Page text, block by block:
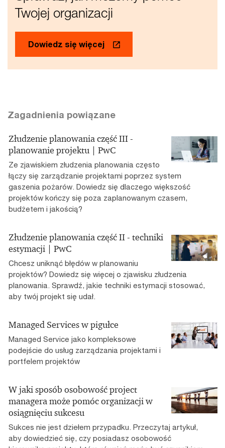
Twojej organizacji
Dowiedz się więcej
Zagadnienia powiązane
Złudzenie planowania część III -
planowanie projektu | PwC
Ze zjawiskiem złudzenia planowania często
łączy się zarządzanie projektami poprzez system
gaszenia pożarów. Dowiedz się dlaczego większość
projektów kończy się poza zaplanowanym czasem,
budżetem i jakością?
Złudzenie planowania część II - techniki
estymacji | PwC
Chcesz uniknąć błędów w planowaniu
projektów? Dowiedz się więcej o zjawisku złudzenia
planowania. Sprawdź, jakie techniki estymacji stosować,
aby twój projekt się udał.
Managed Services w pigułce
Managed Service jako kompleksowe
podejście do usług zarządzania projektami i
portfelem projektów
W jaki sposób osobowość project
managera może pomóc organizacji w
osiągnięciu sukcesu
Sukces nie jest dziełem przypadku. Przeczytaj artykuł,
aby dowiedzieć się, czy posiadasz osobowość